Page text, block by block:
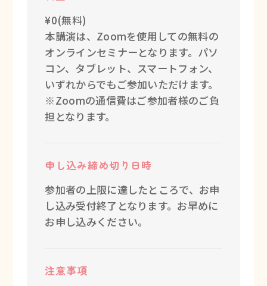
¥0(無料)
本講演は、Zoomを使用しての無料の
オンラインセミナーとなります。パソ
コン、タブレット、スマートフォン、
いずれからでもご参加いただけます。
※Zoomの通信費はご参加者様のご負
担となります。
申し込み締め切り日時
参加者の上限に達したところで、お申
し込み受付終了となります。お早めに
お申し込みください。
注意事項